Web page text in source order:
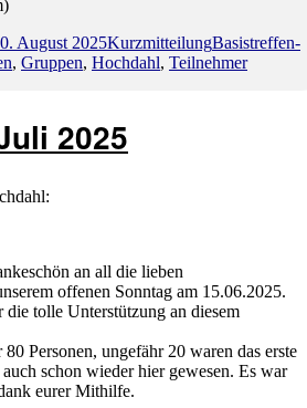
August 2025Format
KurzmitteilungKategorien
Basistreffen-
, Gruppen, Hochdahl, Teilnehmer
2025
an all die lieben
offenen Sonntag am 15.06.2025.
tolle Unterstützung an diesem
Personen, ungefähr 20 waren das erste
schon wieder hier gewesen. Es war
eurer Mithilfe.